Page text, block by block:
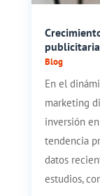
Blog
En el
marketing
inversión
tendencia
datos
estudios,